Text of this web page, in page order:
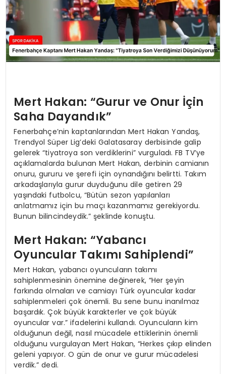
Mert Hakan: “Gurur ve Onur İçin
Saha Dayandık”
Fenerbahçe’nin kaptanlarından Mert Hakan Yandaş,
Trendyol Süper Lig’deki Galatasaray derbisinde galip
gelerek “tiyatroya son verdiklerini” vurguladı. FB TV’ye
açıklamalarda bulunan Mert Hakan, derbinin camianın
onuru, gururu ve şerefi için oynandığını belirtti. Takım
arkadaşlarıyla gurur duyduğunu dile getiren 29
yaşındaki futbolcu, “Bütün sezon yapılanları
anlatmamız için bu maçı kazanmamız gerekiyordu.
Bunun bilincindeydik.” şeklinde konuştu.
Mert Hakan: “Yabancı
Oyuncular Takımı Sahiplendi”
Mert Hakan, yabancı oyuncuların takımı
sahiplenmesinin önemine değinerek, “Her şeyin
farkında olmaları ve camiayı Türk oyuncular kadar
sahiplenmeleri çok önemli. Bu sene bunu inanılmaz
başardık. Çok büyük karakterler ve çok büyük
oyuncular var.” ifadelerini kullandı. Oyuncuların kim
olduğunun değil, nasıl mücadele ettiklerinin önemli
olduğunu vurgulayan Mert Hakan, “Herkes çıkıp elinden
geleni yapıyor. O gün de onur ve gurur mücadelesi
verdik.” dedi.